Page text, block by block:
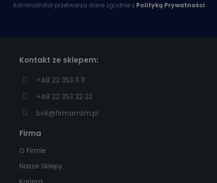
Administrator przetwarza dane zgodnie z Polityką Prywatności
Kontakt ze sklepem:
+48 22 353 11 11
+48 22 353 22 22
bok@firmamtm.pl
Firma
O Firmie
Nasze Sklepy